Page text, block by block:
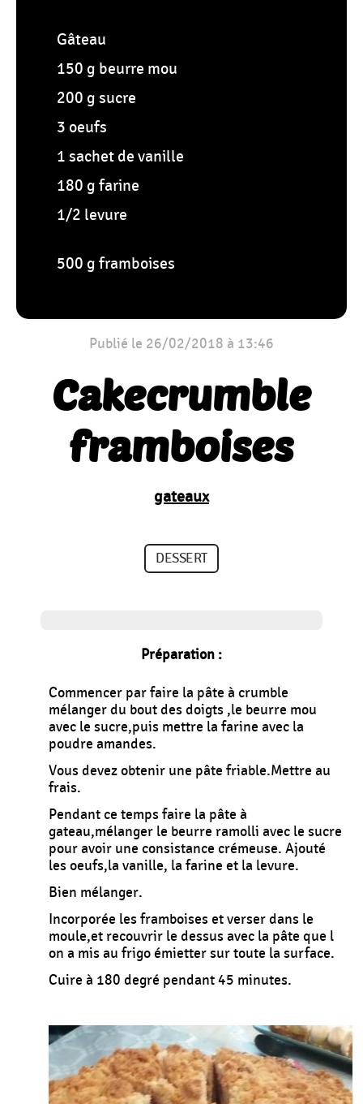
Gâteau
150 g beurre mou
200 g sucre
3 oeufs
1 sachet de vanille
180 g farine
1/2 levure
500 g framboises
Publié le 26/02/2018 à 13:46
Cakecrumble
framboises
gateaux
DESSERT
Préparation :
Commencer par faire la pâte à crumble
mélanger du bout des doigts ,le beurre mou
avec le sucre,puis mettre la farine avec la
poudre amandes.
Vous devez obtenir une pâte friable.Mettre au
frais.
Pendant ce temps faire la pâte à
gateau,mélanger le beurre ramolli avec le sucre
pour avoir une consistance crémeuse. Ajouté
les oeufs,la vanille, la farine et la levure.
Bien mélanger.
Incorporée les framboises et verser dans le
moule,et recouvrir le dessus avec la pâte que l
on a mis au frigo émietter sur toute la surface.
Cuire à 180 degré pendant 45 minutes.